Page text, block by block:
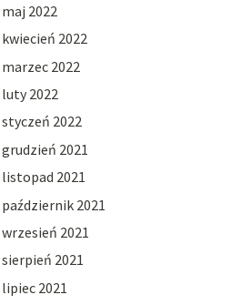
maj 2022
kwiecień 2022
marzec 2022
luty 2022
styczeń 2022
grudzień 2021
listopad 2021
październik 2021
wrzesień 2021
sierpień 2021
lipiec 2021